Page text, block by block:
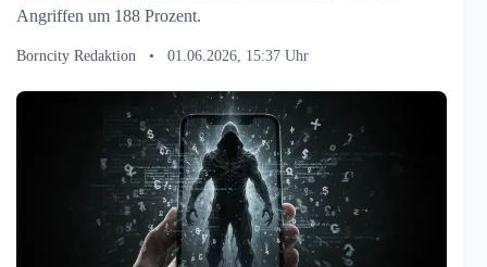
Angriffen um 188 Prozent.
Borncity Redaktion • 01.06.2026, 15:37 Uhr